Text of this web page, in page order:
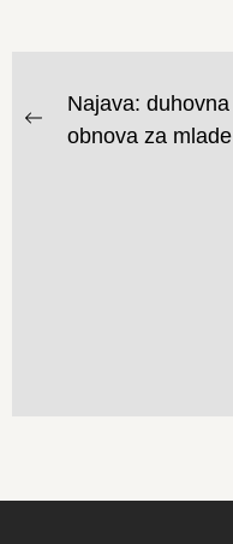
NAVIGACIJA
OBJAVA
Previous
Najava: duhovna
obnova za mlade